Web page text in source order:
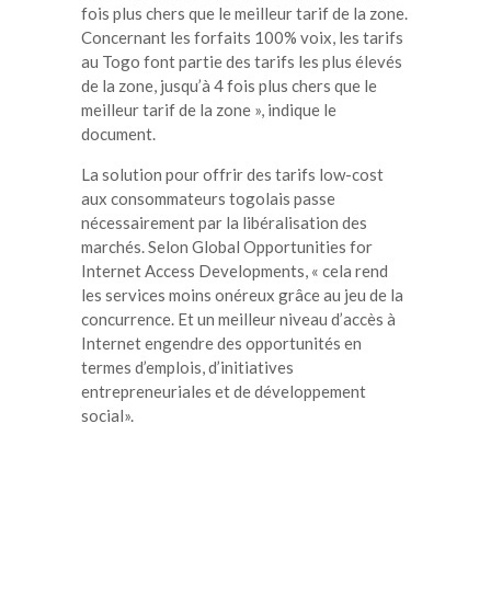
fois plus chers que le meilleur tarif de la zone.
Concernant les forfaits 100% voix, les tarifs
au Togo font partie des tarifs les plus élevés
de la zone, jusqu’à 4 fois plus chers que le
meilleur tarif de la zone », indique le
document.
La solution pour offrir des tarifs low-cost
aux consommateurs togolais passe
nécessairement par la libéralisation des
marchés. Selon Global Opportunities for
Internet Access Developments, « cela rend
les services moins onéreux grâce au jeu de la
concurrence. Et un meilleur niveau d’accès à
Internet engendre des opportunités en
termes d’emplois, d’initiatives
entrepreneuriales et de développement
social».